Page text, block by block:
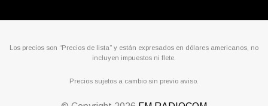
Los precios son “Precios de lista” y están expresados en dólares americanos, no
incluyen impuestos ni flete.
Precios sujetos a cambio sin previo aviso.